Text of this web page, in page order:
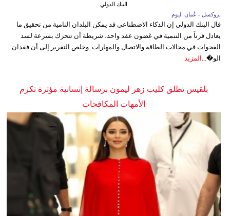
البنك الدولي
بروكسل - عُمان اليوم
قال البنك الدولي إن الذكاء الاصطناعي قد يمكن البلدان النامية من تحقيق ما
يعادل قرناً من التنمية في غضون عقد واحد، شريطة أن تتحرك بسرعة لسد
الفجوات في مجالات الطاقة والاتصال والمهارات. وخلص التقرير إلى أن فقدان
الو�...
المزيد
بلقيس تطلق كليب زهر ليمون برسالة إنسانية مؤثرة تكرم
الأمهات المكافحات